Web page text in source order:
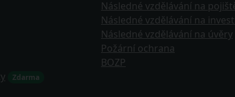
Zdarma
Následné vzdělávání na
Následné vzdělávání na
Následné vzdělávání na úvěry
Požární ochrana
BOZP